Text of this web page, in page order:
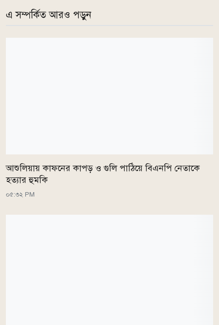
এ সম্পর্কিত আরও পড়ুন
আশুলিয়ায় কাফনের কাপড় ও গুলি পাঠিয়ে বিএনপি নেতাকে
হত্যার হুমকি
০৫:৩২ PM